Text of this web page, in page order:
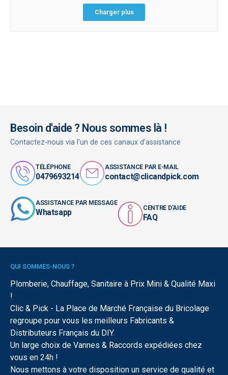
Charger plus
Besoin d'aide ? Nous sommes là !
Contactez-nous via l'un de ces canaux d'assistance
TÉLÉPHONE
0479693214
ASSISTANCE PAR E-MAIL
contact@clicandpick.com
ASSISTANCE PAR MESSAGE
Whatsapp CENTRE D'AIDE
FAQ
QUI SOMMES-NOUS ?
Plomberie, Chauffage, Sanitaire à Prix Mini & Qualité Maxi
!
Clic & Pick - La Place de Marché Française du Bricolage
regroupe pour vous les meilleurs Fabricants &
Distributeurs Français du DIY.
Un large choix de Vannes & Raccords expédiées chez
vous en 24h !
Nous mettons à votre disposition un service de qualité et